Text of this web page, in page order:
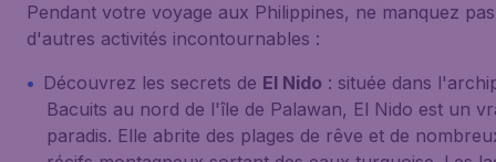
Pendant votre voyage aux Philippines, ne manquez pas
d'autres activités incontournables :
Découvrez les secrets de El Nido : située dans
Bacuits au nord de l'île de Palawan, El Nido est un
paradis. Elle abrite des plages de rêve et de